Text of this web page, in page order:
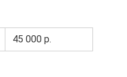
45 000 р.